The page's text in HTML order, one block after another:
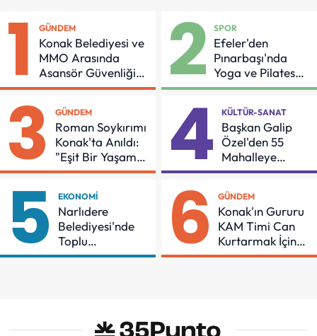
1 GÜNDEM
Konak Belediyesi ve
MMO Arasında
Asansör Güvenliği
İçin Önemli Protokol
2 SPOR
Efeler'den
Pınarbaşı'nda
Yoga ve Pilates
Buluşması
3 GÜNDEM
Roman Soykırımı
Konak'ta Anıldı:
"Eşit Bir Yaşam
İçin Mücadeleyi
4 KÜLTÜR-SANAT
Başkan Galip
Özel'den 55
Mahalleye
Çocuk Şenliği
5 EKONOMI
Narlıdere
Belediyesi'nde
Toplu
Sözleşmeye
6 GÜNDEM
Konak'ın Gururu
KAM Timi Can
Kurtarmak İçin
Demir Aldı